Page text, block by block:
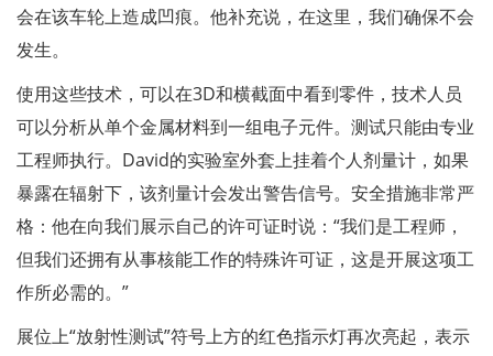
会在该车轮上造成凹痕。他补充说，在这里，我们确保不会
发生。
使用这些技术，可以在3D和横截面中看到零件，技术人员
可以分析从单个金属材料到​​一组电子元件。测试只能由专业
工程师执行。David的实验室外套上挂着个人剂量计，如果
暴露在辐射下，该剂量计会发出警告信号。安全措施非常严
格：他在向我们展示自己的许可证时说：“我们是工程师，
但我们还拥有从事核能工作的特殊许可证，这是开展这项工
作所必需的。”
展位上“放射性测试”符号上方的红色指示灯再次亮起，表示